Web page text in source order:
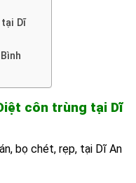
Dĩ
côn trùng tại Dĩ
bọ chét, rẹp, tại Dĩ An